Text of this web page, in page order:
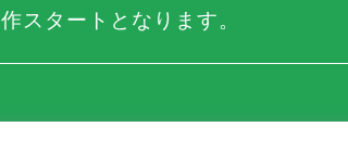
スタートとなります。